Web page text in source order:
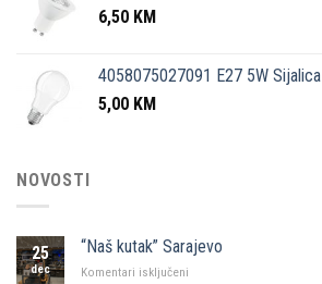
6,50 KM
4058075027091 E27 5W Sijalica
5,00 KM
NOVOSTI
25
dec
“Naš kutak” Sarajevo
Komentari isključeni